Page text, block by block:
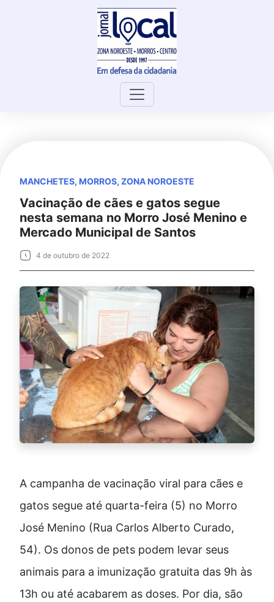
MANCHETES, MORROS, ZONA NOROESTE
Vacinação de cães e gatos segue
nesta semana no Morro José Menino e
Mercado Municipal de Santos
4 de outubro de 2022
A campanha de vacinação viral para cães e
gatos segue até quarta-feira (5) no Morro
José Menino (Rua Carlos Alberto Curado,
54). Os donos de pets podem levar seus
animais para a imunização gratuita das 9h às
13h ou até acabarem as doses. Por dia, são